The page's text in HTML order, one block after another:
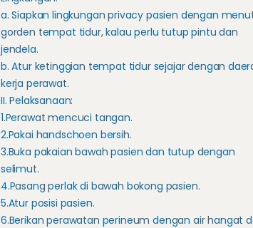
a. Siapkan lingkungan privacy pasien dengan
gorden tempat tidur, kalau perlu tutup pintu dan
jendela.
b. Atur ketinggian tempat tidur sejajar dengan
kerja perawat.
II. Pelaksanaan:
1.Perawat mencuci tangan.
2.Pakai handschoen bersih.
3.Buka pakaian bawah pasien dan tutup dengan
selimut.
4.Pasang perlak di bawah bokong pasien.
5.Atur posisi pasien.
6.Berikan perawatan perineum dengan air hangat